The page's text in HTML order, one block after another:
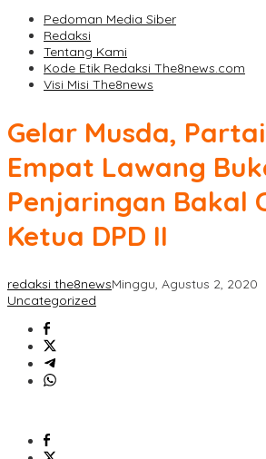
Pedoman Media Siber
Redaksi
Tentang Kami
Kode Etik Redaksi The8news.com
Visi Misi The8news
Gelar Musda,
Empat Lawang
Penjaringan Bakal
Ketua DPD II
redaksi the8newsMinggu, Agustus 2, 2020
Uncategorized